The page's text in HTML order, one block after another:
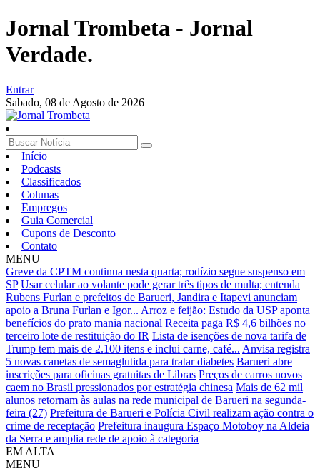
Jornal Trombeta - Jornal
Verdade.
Entrar
Sabado, 08 de Agosto de 2026
Início
Podcasts
Classificados
Colunas
Empregos
Guia Comercial
Cupons de Desconto
Contato
MENU
Greve da CPTM continua nesta quarta; rodízio segue suspenso em
SP Usar celular ao volante pode gerar três tipos de multa; entenda
Rubens Furlan e prefeitos de Barueri, Jandira e Itapevi anunciam
apoio a Bruna Furlan e Igor... Arroz e feijão: Estudo da USP aponta
benefícios do prato mania nacional Receita paga R$ 4,6 bilhões no
terceiro lote de restituição do IR Lista de isenções de nova tarifa de
Trump tem mais de 2.100 itens e inclui carne, café... Anvisa registra
5 novas canetas de semaglutida para tratar diabetes Barueri abre
inscrições para oficinas gratuitas de Libras Preços de carros novos
caem no Brasil pressionados por estratégia chinesa Mais de 62 mil
alunos retornam às aulas na rede municipal de Barueri na segunda-
feira (27) Prefeitura de Barueri e Polícia Civil realizam ação contra o
crime de receptação Prefeitura inaugura Espaço Motoboy na Aldeia
da Serra e amplia rede de apoio à categoria
EM ALTA
MENU